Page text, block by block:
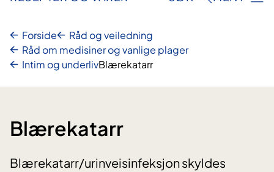
Forside
Råd og veiledning
Råd om medisiner og vanlige plager
Intim og underlivBlærekatarr
Blærekatarr
Blærekatarr/urinveisinfeksjon skyldes